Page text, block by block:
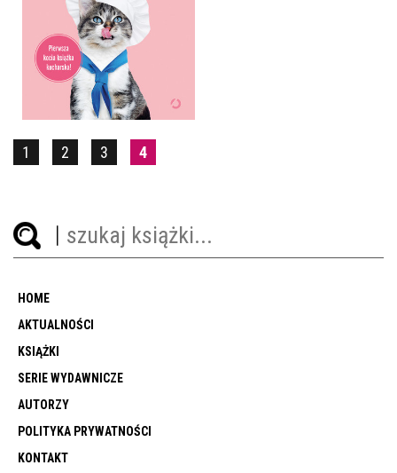
GÓRALCZYK
OPRAWA MIĘKKA
49,99 ZŁ
1 2 3 4
HOME
AKTUALNOŚCI
KSIĄŻKI
SERIE WYDAWNICZE
AUTORZY
POLITYKA PRYWATNOŚCI
KONTAKT